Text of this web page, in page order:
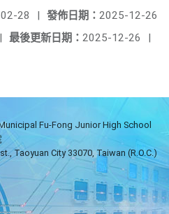
發佈日期： 2025-12-26
28
|
最後更新日期： 2025-12-26 |
|
Fu-Fong Junior High School
Taoyuan City 33070, Taiwan (R.O.C.)